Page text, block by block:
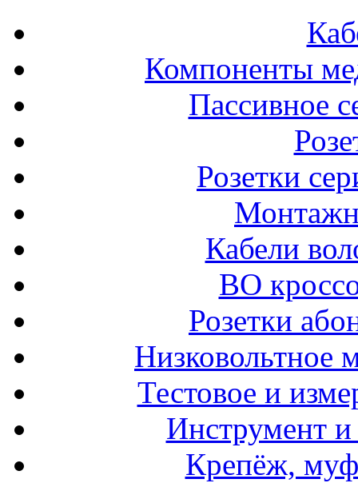
Компоненты
Пассивное
Розетки
Кабели
ВО
Розетки
Низковольтное
Тестовое и
Инструмент
Крепёж,